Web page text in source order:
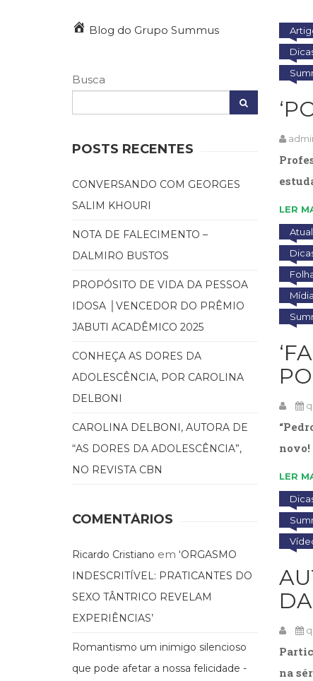
Literatura Erótica (11)
PNL (Programação Neurolingüística) (41)
Publicidade, Propaganda e Marketing (33)
Relações Públicas e Comunicação
Sem categoria (0)
Vida Prática (32)
LER
Mídia
novo!
LER
na
Blog do Grupo Summus
Busca
POSTS RECENTES
CONVERSANDO COM GEORGES
SALIM KHOURI
NOTA DE FALECIMENTO –
DALMIRO BUSTOS
PROPÓSITO DE VIDA DA PESSOA
IDOSA │VENCEDOR DO PRÊMIO
JABUTI ACADÊMICO 2025
CONHEÇA AS DORES DA
ADOLESCÊNCIA, POR CAROLINA
DELBONI
CAROLINA DELBONI, AUTORA DE
“AS DORES DA ADOLESCÊNCIA”,
NO REVISTA CBN
COMENTÁRIOS
Ricardo Cristiano em ‘ORGASMO
INDESCRITÍVEL: PRATICANTES DO
SEXO TÂNTRICO REVELAM
EXPERIÊNCIAS’
Romantismo um inimigo silencioso
que pode afetar a nossa felicidade -